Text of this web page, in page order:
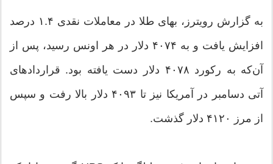
به گزارش رویترز، بهای طلا در معاملات نقدی ۱.۴ درصد
افزایش یافت و به ۴۰۷۴ دلار در هر اونس رسید، پس از
آن‌که به رکورد ۴۰۷۸ دلار دست یافته بود. قراردادهای
آتی دسامبر در آمریکا نیز تا ۴۰۹۳ دلار بالا رفت و سپس
از مرز ۴۱۲۰ دلار گذشت.